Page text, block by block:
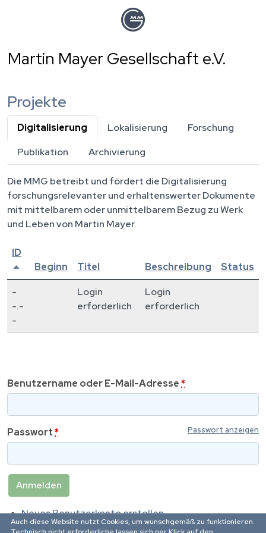
Martin Mayer Gesellschaft e.V.
Projekte
Digitalisierung (aktiver Reiter)
Lokalisierung
Forschung
Publikation
Archivierung
Die MMG betreibt und fördert die Digitalisierung
forschungsrelevanter und erhaltenswerter Dokumente
mit mittelbarem oder unmittelbarem Bezug zu Werk
und Leben von Martin Mayer.
ID
Beginn
Titel Beschreibung
Status
-
-.-
-
Login
erforderlich
Login
erforderlich
Benutzername oder E-Mail-Adresse*
Passwort* Passwort anzeigen
Neues Benutzerkonto erstellen
Passwort zurücksetzen
Auch diese Website nutzt Cookies, um wunschgemäß zu funktionieren.